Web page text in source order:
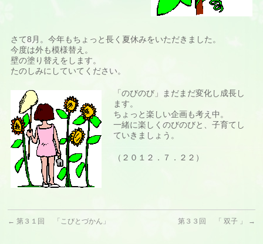
さて8月。今年もちょっと長く夏休みをいただきました。
今度は外も模様替え。
壁の塗り替えをします。
たのしみにしていてください。
「のびのび」まだまだ変化し成長し
ます。
ちょっと楽しい企画も考え中。
一緒に楽しくのびのびと、子育てし
ていきましょう。
（２０１２．７．２２）
← 第３１回 「こびとづかん」 第３３回 「 双子 」 →